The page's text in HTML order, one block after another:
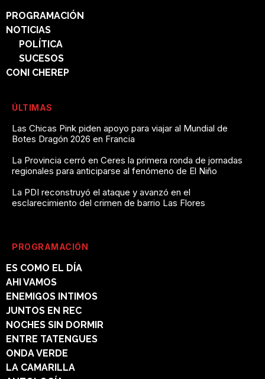
PROGRAMACIÓN
NOTICIAS
POLÍTICA
SUCESOS
CONI CHEREP
ÚLTIMAS
Las Chicas Pink piden apoyo para viajar al Mundial de
Botes Dragón 2026 en Francia
La Provincia cerró en Ceres la primera ronda de jornadas
regionales para anticiparse al fenómeno de El Niño
La PDI reconstruyó el ataque y avanzó en el
esclarecimiento del crimen de barrio Las Flores
PROGRAMACIÓN
ES COMO EL DÍA
AHI VAMOS
ENEMIGOS INTIMOS
JUNTOS EN REC
NOCHES SIN DORMIR
ENTRE TATENGUES
ONDA VERDE
LA CAMARILLA